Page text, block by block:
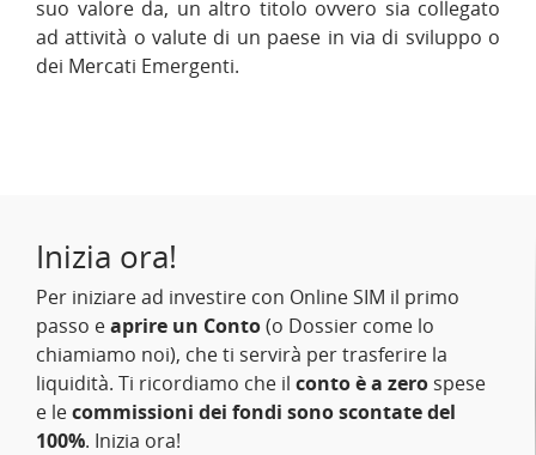
suo valore da, un altro titolo ovvero sia collegato
ad attività o valute di un paese in via di sviluppo o
dei Mercati Emergenti.
Inizia ora!
Per iniziare ad investire con Online SIM il primo
passo eaprire un Conto(o Dossier come lo
chiamiamo noi), che ti servirà per trasferire la
liquidità. Ti ricordiamo che il conto è a zero spese
e lecommissioni dei fondi sono scontate del
100%. Inizia ora!